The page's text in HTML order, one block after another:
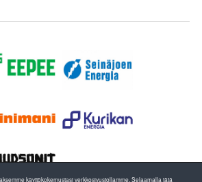
käyttökokemustasi verkkosivustollamme. Selaamalla tätä